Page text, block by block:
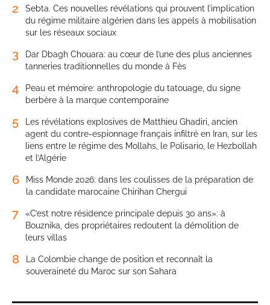
2
Sebta. Ces nouvelles révélations qui prouvent l’implication
du régime militaire algérien dans les appels à mobilisation
sur les réseaux sociaux
3
Dar Dbagh Chouara: au cœur de l’une des plus anciennes
tanneries traditionnelles du monde à Fès
4
Peau et mémoire: anthropologie du tatouage, du signe
berbère à la marque contemporaine
5
Les révélations explosives de Matthieu Ghadiri, ancien
agent du contre-espionnage français infiltré en Iran, sur les
liens entre le régime des Mollahs, le Polisario, le Hezbollah
et l’Algérie
6
Miss Monde 2026: dans les coulisses de la préparation de
la candidate marocaine Chirihan Chergui
7
«C’est notre résidence principale depuis 30 ans»: à
Bouznika, des propriétaires redoutent la démolition de
leurs villas
8
La Colombie change de position et reconnaît la
souveraineté du Maroc sur son Sahara